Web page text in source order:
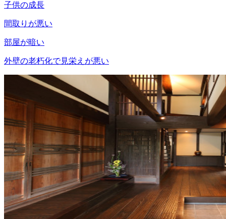
子供の成長
間取りが悪い
部屋が暗い
外壁の老朽化で見栄えが悪い